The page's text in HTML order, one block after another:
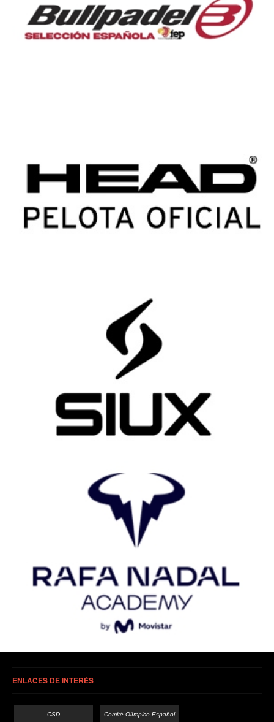
ENLACES DE INTERÉS
CSD Comité Olímpico Español